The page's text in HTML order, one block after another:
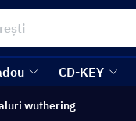
CD-KEY
wuthering